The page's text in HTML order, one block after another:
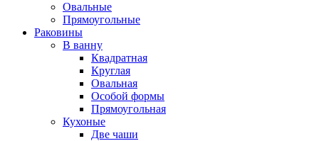
Овальные
Прямоугольные
Раковины
В ванну
Квадратная
Круглая
Овальная
Особой формы
Прямоугольная
Кухоные
Две чаши